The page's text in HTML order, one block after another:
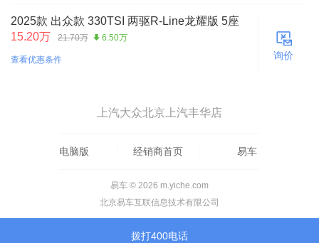
2025款 出众款 330TSI 两驱R-Line龙耀版 5座
15.20万
21.70万 6.50万
查看优惠条件 询价
拨打400电话
上汽大众北京上汽丰华店
电脑版 经销商首页 易车
易车 © 2026 m.yiche.com
北京易车互联信息技术有限公司